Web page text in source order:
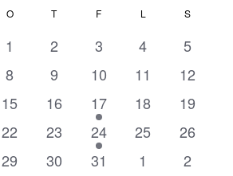
and
Views
O ONSDAGTTORSDAG
F FREDAGL LÖRDAGSSÖNDAG
0
evenemang
1
0
evenemang
2
0
evenemang
3
0
evenemang
4
0
5
0
evenemang
8
0
evenemang
9
0
evenemang
10
0
evenemang
11
0
12
0
evenemang
15
0
evenemang
16
1
evenemang
17
0
evenemang
18
0
19
0
evenemang
22
0
evenemang
23
1
evenemang
24
0
evenemang
25
0
26
0
29
0
30
0
31
0
1
0
2